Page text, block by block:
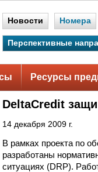
Новости Номера
Перспективные
Ресурсы
DeltaCredit
14 декабря 2009 г.
В рамках проекта по
разработаны
ситуациях (DRP).